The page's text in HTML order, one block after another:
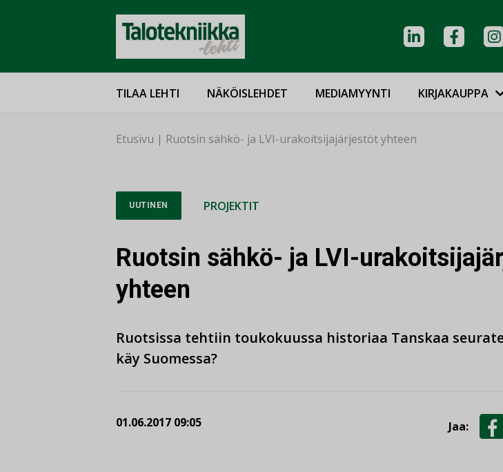
TILAA LEHTI NÄKÖISLEHDET MEDIAMYYNTI KIRJAKAUPPA
Etusivu | Ruotsin sähkö- ja LVI-urakoitsijajärjestöt yhteen
UUTINEN PROJEKTIT
Ruotsin sähkö- ja LVI-
yhteen
Ruotsissa tehtiin toukokuussa historiaa Tanskaa
käy Suomessa?
01.06.2017 09:05 Jaa: